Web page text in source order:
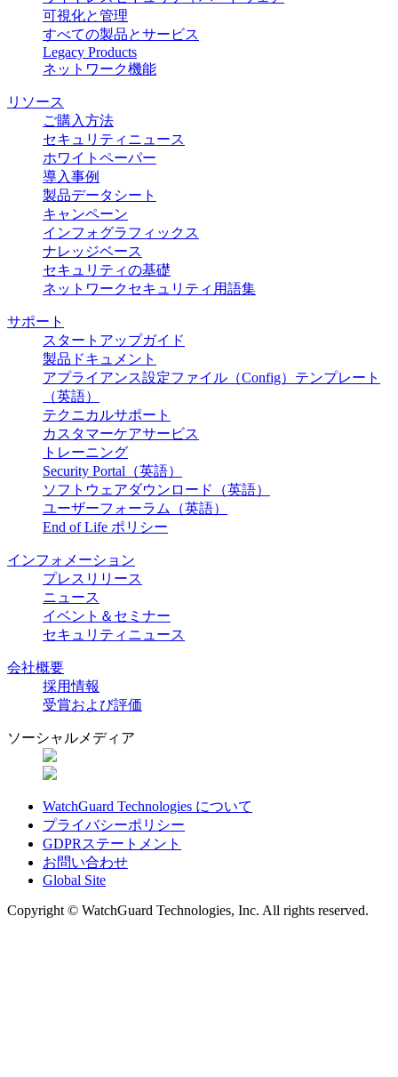
可視化と管理
すべての製品とサービス
Legacy Products
ネットワーク機能
リソース
ご購入方法
セキュリティニュース
ホワイトペーパー
導入事例
製品データシート
キャンペーン
インフォグラフィックス
ナレッジベース
セキュリティの基礎
ネットワークセキュリティ用語集
サポート
スタートアップガイド
製品ドキュメント
アプライアンス設定ファイル（Config）テンプレート
（英語）
テクニカルサポート
カスタマーケアサービス
トレーニング
Security Portal（英語）
ソフトウェアダウンロード（英語）
ユーザーフォーラム（英語）
End of Life ポリシー
インフォメーション
プレスリリース
ニュース
イベント＆セミナー
セキュリティニュース
会社概要
採用情報
受賞および評価
ソーシャルメディア
WatchGuard Technologies について
プライバシーポリシー
GDPRステートメント
お問い合わせ
Global Site
Copyright © WatchGuard Technologies, Inc. All rights reserved.